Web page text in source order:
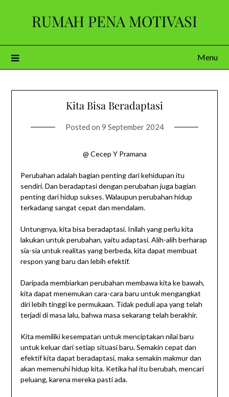
RUMAH PENA MOTIVASI
Menu
Kita Bisa Beradaptasi
Posted on 9 September 2024
@ Cecep Y Pramana
Perubahan adalah bagian penting dari kehidupan itu
sendiri. Dan beradaptasi dengan perubahan juga bagian
penting dari hidup sukses. Walaupun perubahan hidup
terkadang sangat cepat dan mendalam.
Untungnya, kita bisa beradaptasi. Inilah yang perlu kita
lakukan untuk perubahan, yaitu adaptasi. Alih-alih berharap
sia-sia untuk realitas yang berbeda, kita dapat membuat
respon yang baru dan lebih efektif.
Daripada membiarkan perubahan membawa kita ke bawah,
kita dapat menemukan cara-cara baru untuk mengangkat
diri lebih tinggi ke permukaan. Tidak peduli apa yang telah
terjadi di masa lalu, bahwa masa sekarang telah berakhir.
Kita memiliki kesempatan untuk menciptakan nilai baru
untuk keluar dari setiap situasi baru. Semakin cepat dan
efektif kita dapat beradaptasi, maka semakin makmur dan
akan memenuhi hidup kita. Ketika hal itu berubah, mencari
peluang, karena mereka pasti ada.